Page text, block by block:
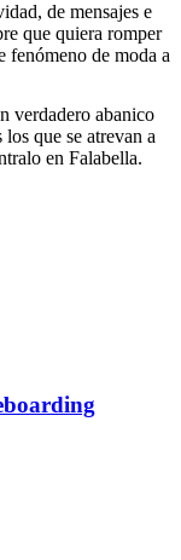
de mensajes e
que quiera romper
fenómeno de moda a
verdadero abanico
que se atrevan a
en Falabella.